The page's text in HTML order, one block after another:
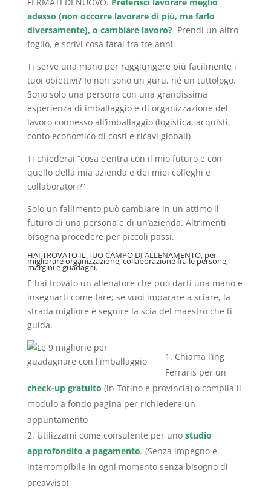
adesso (non occorre lavorare di più, ma farlo
diversamente), o cambiare lavoro? Prendi un altro
foglio, e scrivi cosa farai fra tre anni.
Ti serve una mano per raggiungere più facilmente i
tuoi obiettivi? Io non sono un guru, né un tuttologo.
Sono solo una persona con una grandissima
esperienza di imballaggio e di organizzazione del
lavoro connesso all’imballaggio (logistica, acquisti,
conto economico di costi e ricavi globali)
Ti chiederai “cosa c’entra con il mio futuro e con
quello della mia azienda e dei miei colleghi e
collaboratori?”
Solo un fallimento può cambiare in un attimo il
futuro di una persona e di un’azienda. Altrimenti
bisogna procedere per piccoli passi.
HAI TROVATO IL TUO CAMPO DI ALLENAMENTO, per
migliorare organizzazione, collaborazione fra le persone,
margini e guadagni.
E hai trovato un allenatore che può darti una mano e
insegnarti come fare; se vuoi imparare a sciare, la
strada migliore è seguire la scia del maestro che ti
guida.
Chiama l’ing
Ferraris per un
check-up gratuito (in Torino e provincia) o compila il
modulo a fondo pagina per richiedere un
appuntamento
Utilizzami come consulente per uno studio
approfondito a pagamento. (Senza impegno e
interrompibile in ogni momento senza bisogno di
preavviso)